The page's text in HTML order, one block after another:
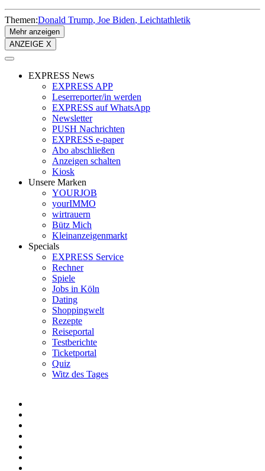
Themen:Donald Trump Joe Biden Leichtathletik
Mehr anzeigen
ANZEIGE X
EXPRESS News
EXPRESS APP
Leserreporter/in werden
EXPRESS auf WhatsApp
Newsletter
PUSH Nachrichten
EXPRESS e-paper
Abo abschließen
Anzeigen schalten
Kiosk
Unsere Marken
YOURJOB
yourIMMO
wirtrauern
Bütz Mich
Kleinanzeigenmarkt
Specials
EXPRESS Service
Rechner
Spiele
Jobs in Köln
Dating
Shoppingwelt
Rezepte
Reiseportal
Testberichte
Ticketportal
Quiz
Witz des Tages